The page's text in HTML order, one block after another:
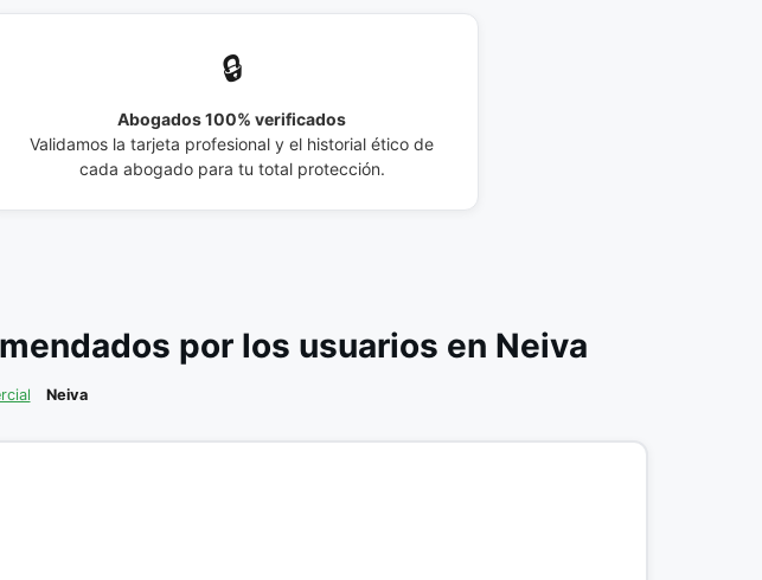
🔒
Abogados 100% verificados
Validamos la tarjeta profesional y el historial ético de
cada abogado para tu total protección.
por los usuarios en Neiva
Neiva